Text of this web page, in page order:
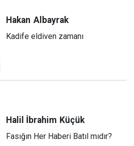
Hakan Albayrak
Kadife eldiven zamanı
Halil İbrahim Küçük
Fasığın Her Haberi Batıl mıdır?